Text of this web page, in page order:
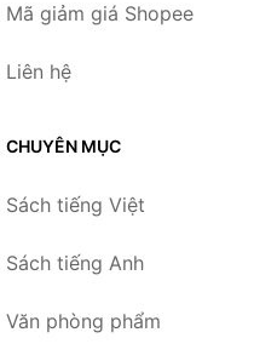
Mã giảm giá Shopee
Liên hệ
CHUYÊN MỤC
Sách tiếng Việt
Sách tiếng Anh
Văn phòng phẩm